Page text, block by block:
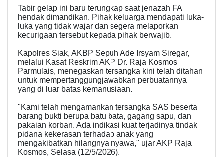
​Tabir gelap ini baru terungkap saat jenazah FA
hendak dimandikan. Pihak keluarga mendapati luka-
luka yang tidak wajar dan segera melaporkan
kecurigaan tersebut kepada pihak berwajib.
​Kapolres Siak, AKBP Sepuh Ade Irsyam Siregar,
melalui Kasat Reskrim AKP Dr. Raja Kosmos
Parmulais, menegaskan tersangka kini telah ditahan
untuk mempertanggungjawabkan perbuatannya
yang di luar batas kemanusiaan.
​"Kami telah mengamankan tersangka SAS beserta
barang bukti berupa batu bata, gagang sapu, dan
pakaian korban. Ada indikasi kuat terjadinya tindak
pidana kekerasan terhadap anak yang
mengakibatkan hilangnya nyawa," ujar AKP Raja
Kosmos, Selasa (12/5/2026).